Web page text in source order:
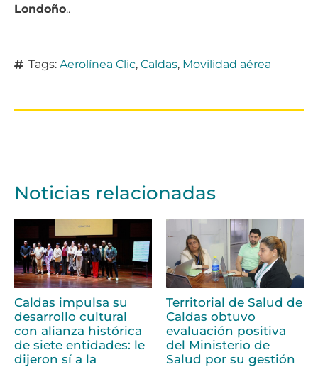
Londoño..
Tags: Aerolínea Clic, Caldas, Movilidad aérea
Noticias relacionadas
Caldas impulsa su
desarrollo cultural
con alianza histórica
de siete entidades: le
dijeron sí a la
Territorial de Salud de
Caldas obtuvo
evaluación positiva
del Ministerio de
Salud por su gestión